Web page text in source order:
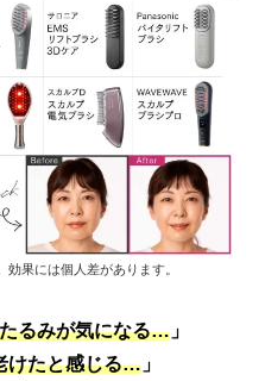
果には個人差があります。
るみが気になる… 」
けたと感じる… 」